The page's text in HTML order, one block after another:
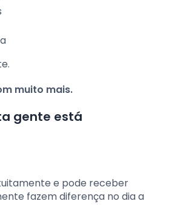
muito mais.
gente está
e pode receber
fazem diferença no dia a